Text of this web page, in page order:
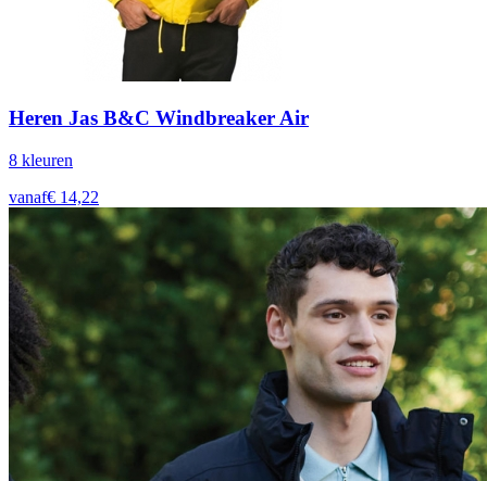
Heren Jas B&C Windbreaker Air
8 kleuren
vanaf€ 14,22